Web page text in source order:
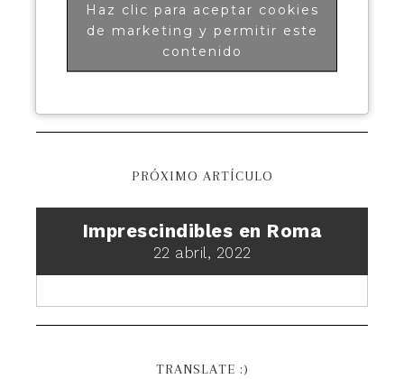
Haz clic para aceptar cookies
de marketing y permitir este
contenido
PRÓXIMO ARTÍCULO
Imprescindibles en Roma
22 abril, 2022
TRANSLATE :)